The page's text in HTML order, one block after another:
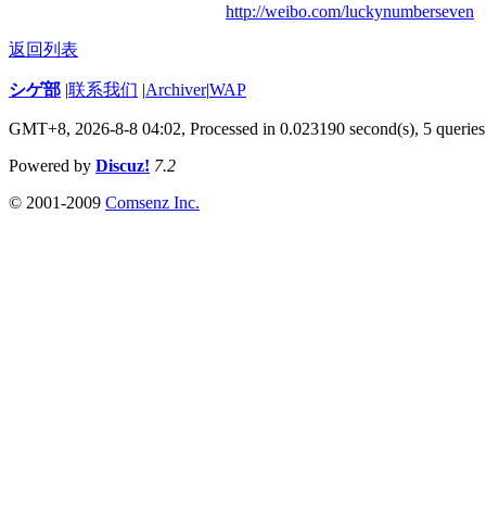
http://weibo.com/luckynumberseven
返回列表
シゲ部 |联系我们 |Archiver|WAP
GMT+8, 2026-8-8 04:02, Processed in 0.023190 second(s), 5 queries
Powered by Discuz! 7.2
© 2001-2009 Comsenz Inc.